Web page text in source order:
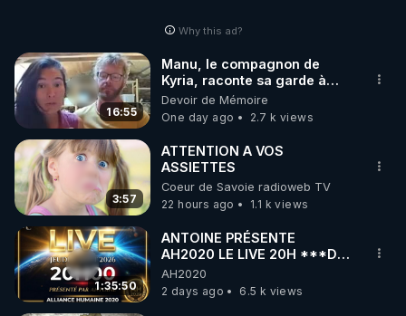
Why this ad?
16:55
Manu, le compagnon de
Kyria, raconte sa garde à
vue musclée. PARTAGEZ!
Devoir de Mémoire
One day ago
2.7 k views
3:57
ATTENTION A VOS
ASSIETTES
Coeur de Savoie radioweb TV
22 hours ago
1.1 k views
1:35:50
ANTOINE PRÉSENTE
AH2020 LE LIVE 20H ***DU
06/08/2026***
AH2020
2 days ago
6.5 k views